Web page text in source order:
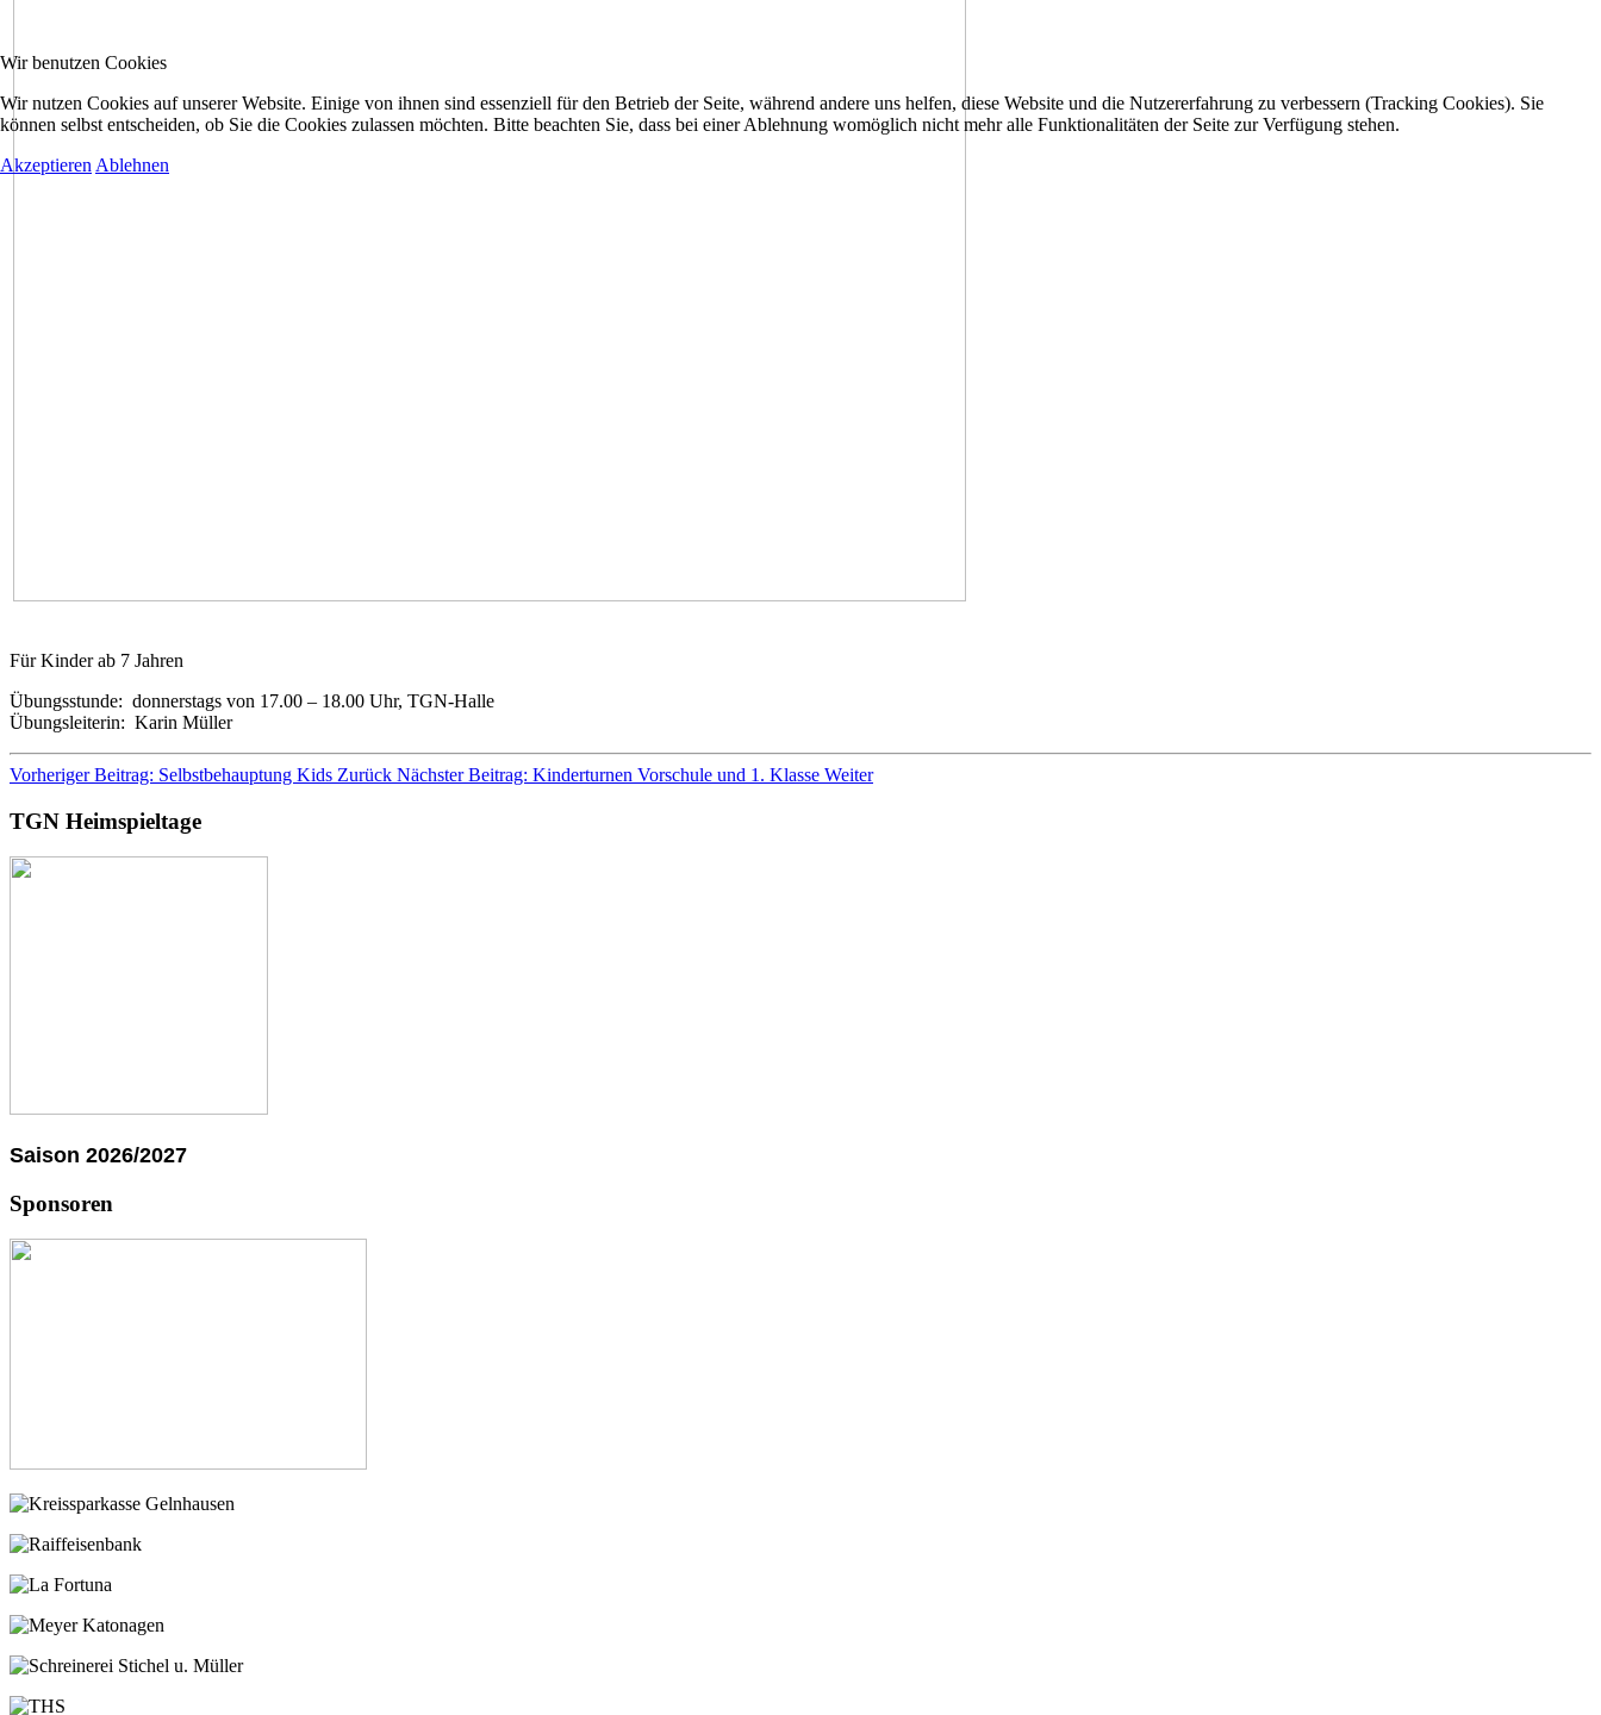
Für Kinder ab 7 Jahren
Übungsstunde: donnerstags von 17.00 – 18.00 Uhr, TGN-Halle
Übungsleiterin: Karin Müller
Vorheriger Beitrag: Selbstbehauptung Kids Zurück Nächster Beitrag: Kinderturnen Vorschule und 1. Klasse Weiter
TGN Heimspieltage
Saison 2026/2027
Sponsoren
Wir benutzen Cookies
Wir nutzen Cookies auf unserer Website. Einige von ihnen sind essenziell für den Betrieb der Seite, während andere uns helfen, diese Website und die Nutzererfahrung zu verbessern (Tracking Cookies). Sie
können selbst entscheiden, ob Sie die Cookies zulassen möchten. Bitte beachten Sie, dass bei einer Ablehnung womöglich nicht mehr alle Funktionalitäten der Seite zur Verfügung stehen.
Akzeptieren Ablehnen